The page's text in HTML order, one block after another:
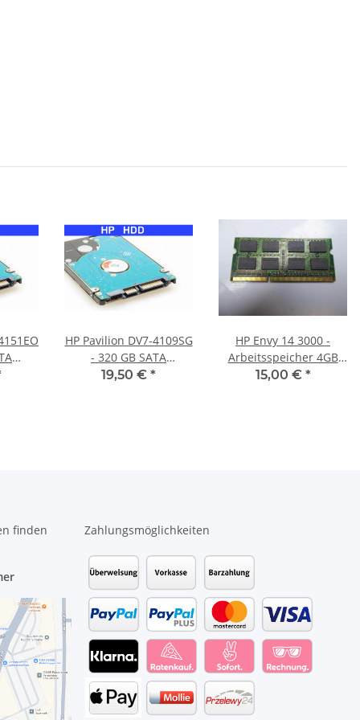
HP Pavilion DV7-4109SG
- 320 GB SATA
HDD/Festplatte
19,50 € *
HP Envy 14 3000 -
Arbeitsspeicher 4GB
RAM Memory DDR3
15,00 € *
finden
Zahlungsmöglichkeiten